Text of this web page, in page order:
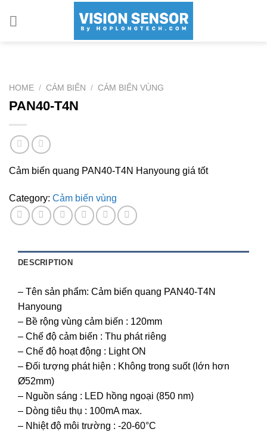
HOME / CẢM BIẾN / CẢM BIẾN VÙNG
PAN40-T4N
Cảm biến quang PAN40-T4N Hanyoung giá tốt
Category: Cảm biến vùng
DESCRIPTION
– Tên sản phẩm: Cảm biến quang PAN40-T4N
Hanyoung
– Bề rộng vùng cảm biến : 120mm
– Chế độ cảm biến : Thu phát riêng
– Chế độ hoạt động : Light ON
– Đối tượng phát hiện : Không trong suốt (lớn hơn
Ø52mm)
– Nguồn sáng : LED hồng ngoại (850 nm)
– Dòng tiêu thụ : 100mA max.
– Nhiệt độ môi trường : -20-60°C